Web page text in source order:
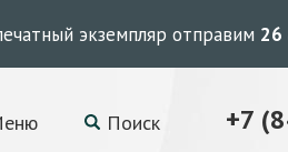
экземпляр отправим 26
Поиск +7